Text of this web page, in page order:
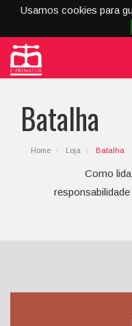
Usamos cookies para
Batalha
Home Loja Batalha
Como